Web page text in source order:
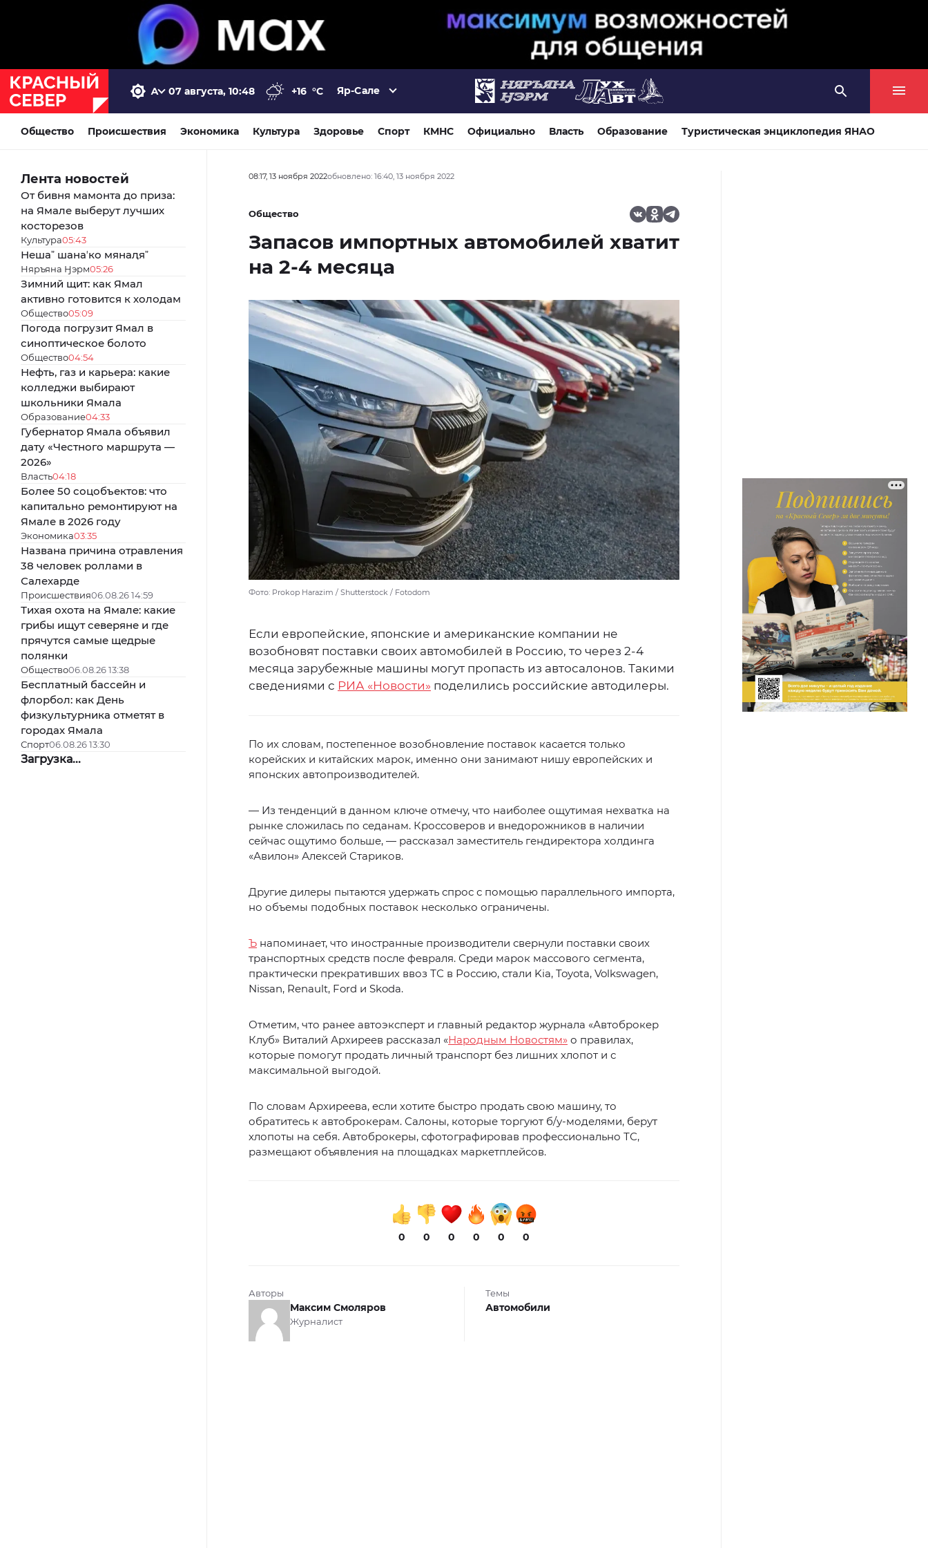
07 августа, 10:48 +16 °C Яр-Сале
Общество Происшествия Экономика Культура Здоровье Спорт КМНС Официально Власть Образование Туристическая энциклопедия ЯНАО
Лента новостей
От бивня мамонта до приза:
на Ямале выберут лучших
косторезов
Культура05:43
Нешаˮ шанаʼко мянаԯяˮ
Няръяна Ӈэрм05:26
Зимний щит: как Ямал
активно готовится к холодам
Общество05:09
Погода погрузит Ямал в
синоптическое болото
Общество04:54
Нефть, газ и карьера: какие
колледжи выбирают
школьники Ямала
Образование04:33
Губернатор Ямала объявил
дату «Честного маршрута —
2026»
Власть04:18
Более 50 соцобъектов: что
капитально ремонтируют на
Ямале в 2026 году
Экономика03:35
Названа причина отравления
38 человек роллами в
Салехарде
Происшествия06.08.26 14:59
Тихая охота на Ямале: какие
грибы ищут северяне и где
прячутся самые щедрые
полянки
Общество06.08.26 13:38
Бесплатный бассейн и
флорбол: как День
физкультурника отметят в
городах Ямала
Спорт06.08.26 13:30
Загрузка...
08:17, 13 ноября 2022обновлено: 16:40, 13 ноября 2022
Общество
Запасов импортных автомобилей хватит
на 2-4 месяца
Фото: Prokop Harazim / Shutterstock / Fotodom
Если европейские, японские и американские компании не
возобновят поставки своих автомобилей в Россию, то через 2-4
месяца зарубежные машины могут пропасть из автосалонов. Такими
сведениями с РИА «Новости» поделились российские автодилеры.
По их словам, постепенное возобновление поставок касается только
корейских и китайских марок, именно они занимают нишу европейских и
японских автопроизводителей.
— Из тенденций в данном ключе отмечу, что наиболее ощутимая нехватка на
рынке сложилась по седанам. Кроссоверов и внедорожников в наличии
сейчас ощутимо больше, — рассказал заместитель гендиректора холдинга
«Авилон» Алексей Стариков.
Другие дилеры пытаются удержать спрос с помощью параллельного импорта,
но объемы подобных поставок несколько ограничены.
Ъ напоминает, что иностранные производители свернули поставки своих
транспортных средств после февраля. Среди марок массового сегмента,
практически прекративших ввоз ТС в Россию, стали Kia, Toyota, Volkswagen,
Nissan, Renault, Ford и Skoda.
Отметим, что ранее автоэксперт и главный редактор журнала «Автоброкер
Клуб» Виталий Архиреев рассказал «Народным Новостям» о правилах,
которые помогут продать личный транспорт без лишних хлопот и с
максимальной выгодой.
По словам Архиреева, если хотите быстро продать свою машину, то
обратитесь к автоброкерам. Салоны, которые торгуют б/у-моделями, берут
хлопоты на себя. Автоброкеры, сфотографировав профессионально ТС,
размещают объявления на площадках маркетплейсов.
0 0 0 0 0 0
Авторы
Максим Смоляров
Журналист
Темы
Автомобили